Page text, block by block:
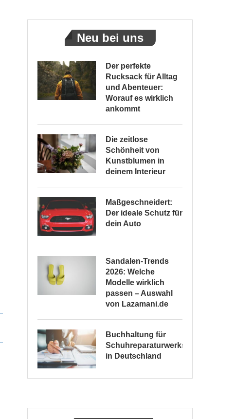
Neu bei uns
Der perfekte
Rucksack für Alltag
und Abenteuer:
Worauf es wirklich
ankommt
Die zeitlose
Schönheit von
Kunstblumen in
deinem Interieur
Maßgeschneidert:
Der ideale Schutz für
dein Auto
Sandalen-Trends
2026: Welche
Modelle wirklich
passen – Auswahl
von Lazamani.de
Buchhaltung für
Schuhreparaturwerkstätten
in Deutschland